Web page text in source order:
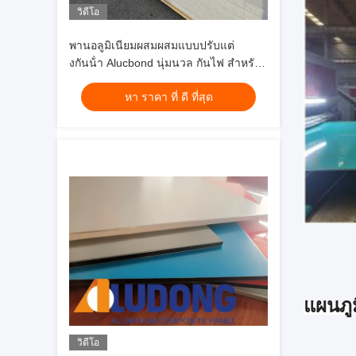
วิดีโอ
พานอลูมิเนียมผสมผสมแบบปรับแต่
งกันน้ํา Alucbond นุ่มนวล กันไฟ สําหรับ
ผ้าม่าน
หา ราคา ที่ ดี ที่สุด
วิดีโอ
แผน